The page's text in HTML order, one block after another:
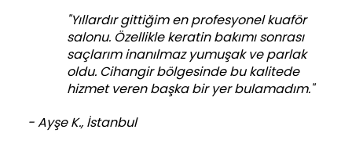
"Yıllardır gittiğim en profesyonel kuaför
salonu. Özellikle keratin bakımı sonrası
saçlarım inanılmaz yumuşak ve parlak
oldu. Cihangir bölgesinde bu kalitede
hizmet veren başka bir yer bulamadım."
- Ayşe K., İstanbul